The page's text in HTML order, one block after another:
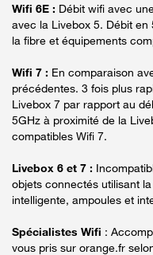
Wifi 6E : Débit wifi avec
avec la Livebox 5. Débit en
la fibre et équipements
Wifi 7 : En comparaison
précédentes. 3 fois plus
Livebox 7 par rapport au
5GHz à proximité de la
compatibles Wifi 7.
Livebox 6 et 7 :
objets connectés utilisant
intelligente, ampoules et
Spécialistes Wifi :
vous pris sur orange.fr